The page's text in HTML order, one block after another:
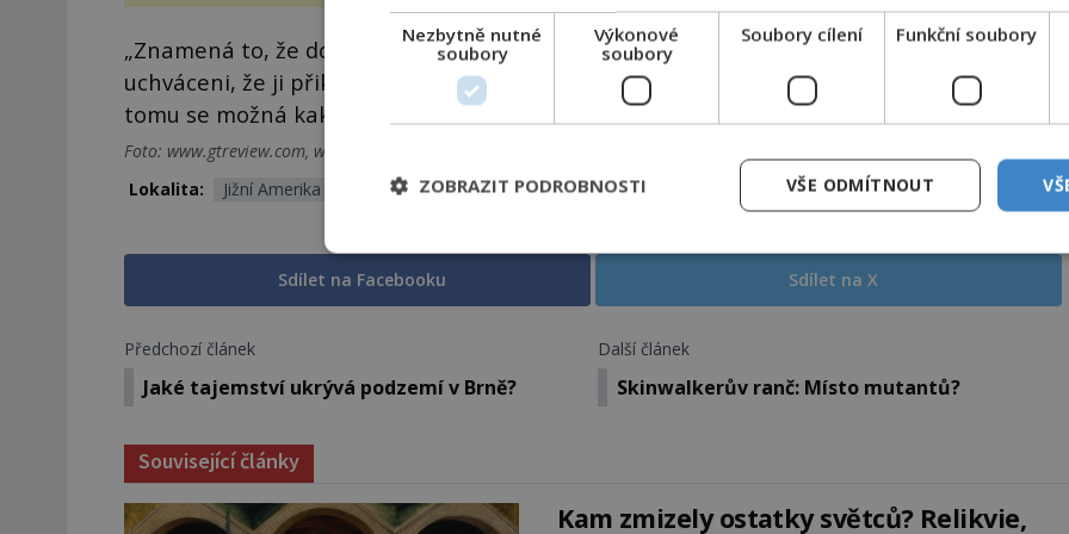
vstupenka...
„Znamená to, že dokonce už v této době byli lidé touto mimořádnou surovinou natolik
uchváceni, že ji přikládali zvláštní význam a používali ji při různých ceremoniích. Díky
tomu se možná kakaový prášek rozšířil i po celém zbytku Ameriky“ dodal Blake.
Foto: www.gtreview.com, www.mnn.com
Lokalita:
Jižní Amerika
Sdílet na Facebooku Sdílet na X
Předchozí článek
Jaké tajemství ukrývá podzemí v Brně?
Další článek
Skinwalkerův ranč: Místo mutantů?
Související články
Kam zmizely ostatky světců? Relikvie,
Nezbytně nutné
soubory
Výkonové
soubory
Soubory cílení Funkční soubory
VŠE ODMÍTNOUT
ZOBRAZIT PODROBNOSTI